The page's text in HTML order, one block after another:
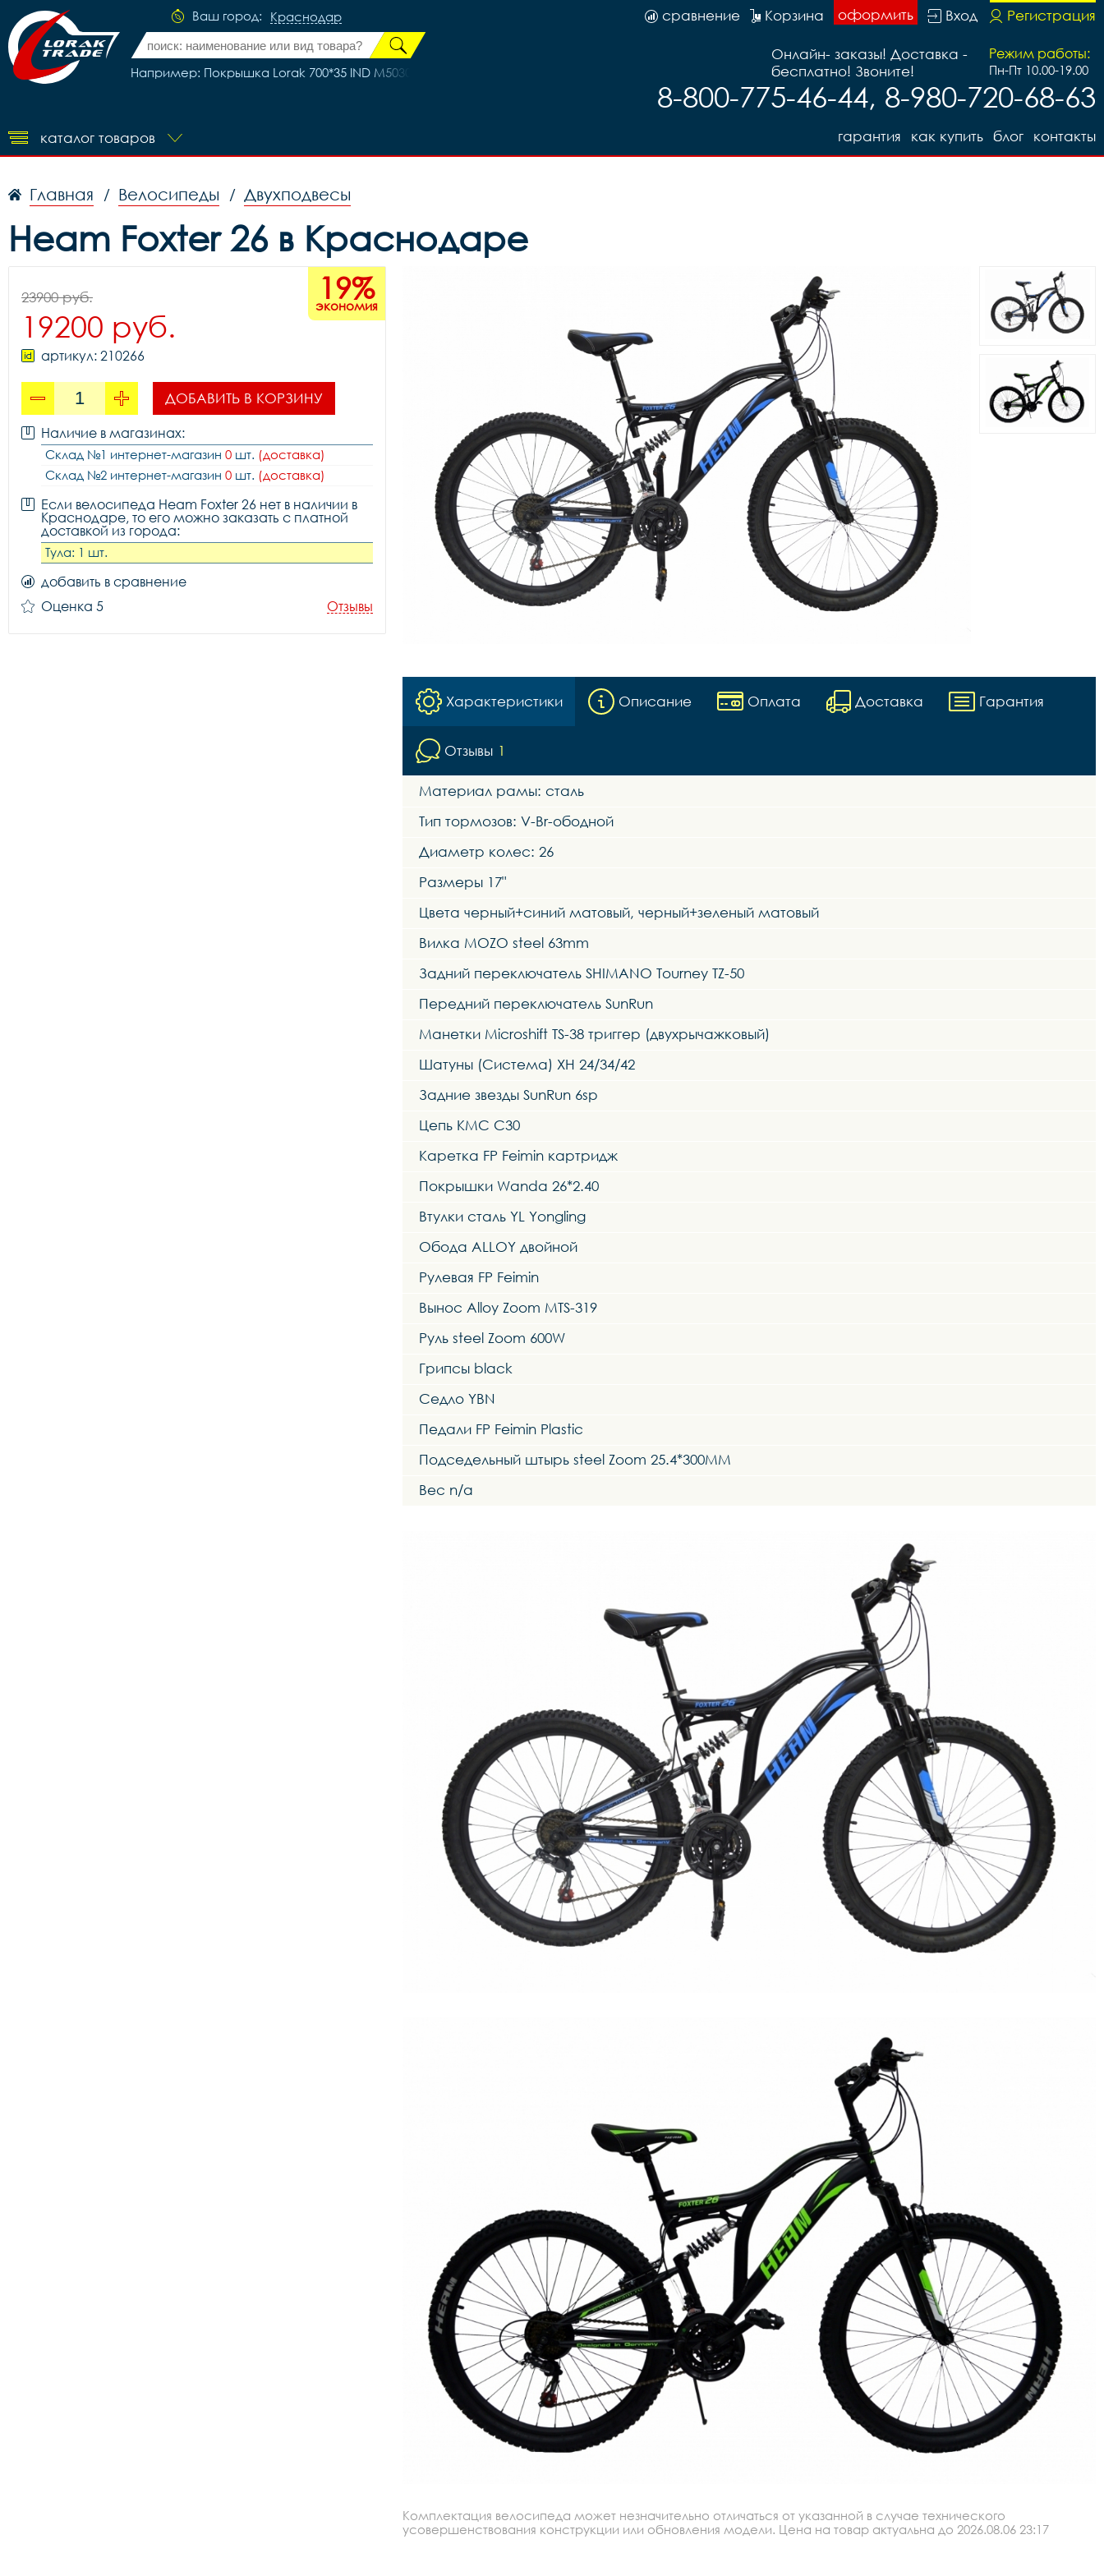
Ваш город: Краснодар
Например: Покрышка Lorak 700*35 IND M5030
Регистрация
Вход
оформить
Корзина
сравнение
Режим работы:
Пн-Пт 10.00-19.00
Онлайн- заказы! Доставка -
бесплатно! Звоните!
8-800-775-46-44, 8-980-720-68-63
каталог товаров контакты
блог
как купить
гарантия
Главная / Велосипеды / Двухподвесы
Heam Foxter 26 в Краснодаре
19%
экономия
23900 руб.
19200 руб.
артикул: 210266
ДОБАВИТЬ В КОРЗИНУ
Наличие в магазинах:
Склад №1 интернет-магазин 0 шт. (доставка)
Склад №2 интернет-магазин 0 шт. (доставка)
Если велосипеда Heam Foxter 26 нет в наличии в
Краснодаре, то его можно заказать с платной
доставкой из города:
Тула: 1 шт.
добавить в сравнение
Оценка 5
Отзывы
Характеристики Описание Оплата Доставка Гарантия
Отзывы 1
Материал рамы: сталь
Тип тормозов: V-Br-ободной
Диаметр колес: 26
Размеры 17"
Цвета черный+синий матовый, черный+зеленый матовый
Вилка MOZO steel 63mm
Задний переключатель SHIMANO Tourney TZ-50
Передний переключатель SunRun
Манетки Microshift TS-38 триггер (двухрычажковый)
Шатуны (Система) XH 24/34/42
Задние звезды SunRun 6sp
Цепь KMC C30
Каретка FP Feimin картридж
Покрышки Wanda 26*2.40
Втулки сталь YL Yongling
Обода ALLOY двойной
Рулевая FP Feimin
Вынос Alloy Zoom MTS-319
Руль steel Zoom 600W
Грипсы black
Седло YBN
Педали FP Feimin Plastic
Подседельный штырь steel Zoom 25.4*300MM
Вес n/a
Комплектация велосипеда может незначительно отличаться от указанной в случае технического
усовершенствования конструкции или обновления модели. Цена на товар актуальна до 2026.08.06 23:17